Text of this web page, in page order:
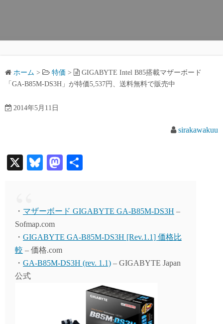
ホーム > 特価 >
GIGABYTE Intel B85搭載マザーボード
「GA-B85M-DS3H」が特価5,537円、送料無料で販売中
2014年5月11日
sirakawakuu
X
Bl
y
M
do
・ マザーボード GIGABYTE GA-B85M-DS3H –
Sofmap.com
・ GIGABYTE GA-B85M-DS3H [Rev.1.1] 価格比
較 – 価格.com
・ GA-B85M-DS3H (rev. 1.1) – GIGABYTE Japan
公式